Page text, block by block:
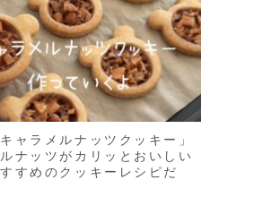
キャラメルナッツクッキー」
ナッツがカリッとおいしい
すめのクッキーレシピだ